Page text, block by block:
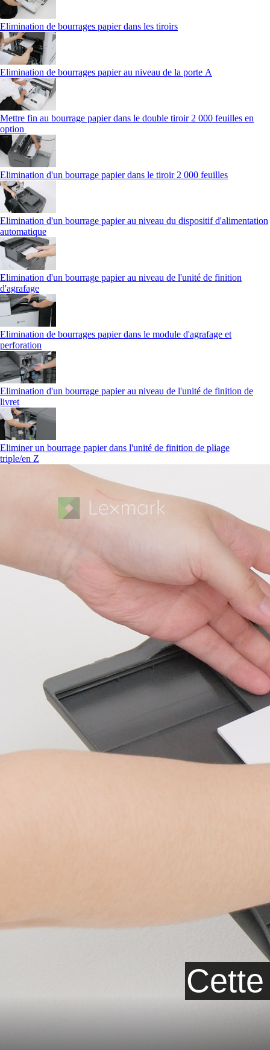
Elimination de bourrages papier dans les tiroirs
Elimination de bourrages papier au niveau de la porte A
Mettre fin au bourrage papier dans le double tiroir 2 000 feuilles en
option
Elimination d'un bourrage papier dans le tiroir 2 000 feuilles
Elimination d'un bourrage papier au niveau du dispositif d'alimentation
automatique
Elimination d'un bourrage papier au niveau de l'unité de finition
d'agrafage
Elimination de bourrages papier dans le module d'agrafage et
perforation
Elimination d'un bourrage papier au niveau de l'unité de finition de
livret
Eliminer un bourrage papier dans l'unité de finition de pliage
triple/en Z